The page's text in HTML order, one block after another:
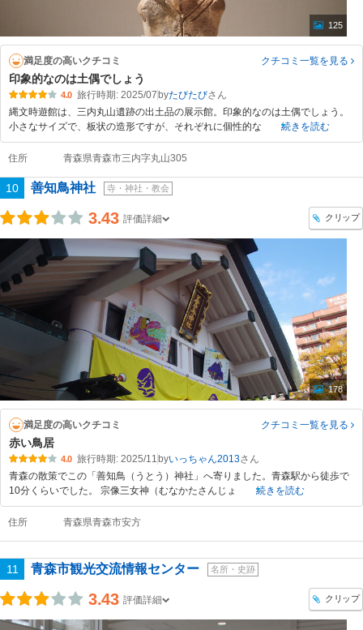
125
満足度の高いクチコミ クチコミ一覧を見る
印象的なのは土偶でしょう
4.0 旅行時期: 2025/07 byたびたび
縄文時遊館は、三内丸山遺跡の出土品の展示館。印象的なのは土偶でしょう。
小さなサイズで、板状の造形ですが、それぞれに個性的な
続きを読む
住所 青森県青森市三内字丸山305
10 善知鳥神社 寺・神社・教会
3.43 評価詳細 クリップ
178
満足度の高いクチコミ クチコミ一覧を見る
赤い鳥居
4.0 旅行時期: 2025/11 byいっちゃん2013
青森の散策でこの「善知鳥（うとう）神社」へ寄りました。青森駅から徒歩で
10分くらいでした。 宗像三女神（むなかたさんじょ
続きを読む
住所 青森県青森市安方
11 青森市観光交流情報センター 名所・史跡
3.43 評価詳細 クリップ